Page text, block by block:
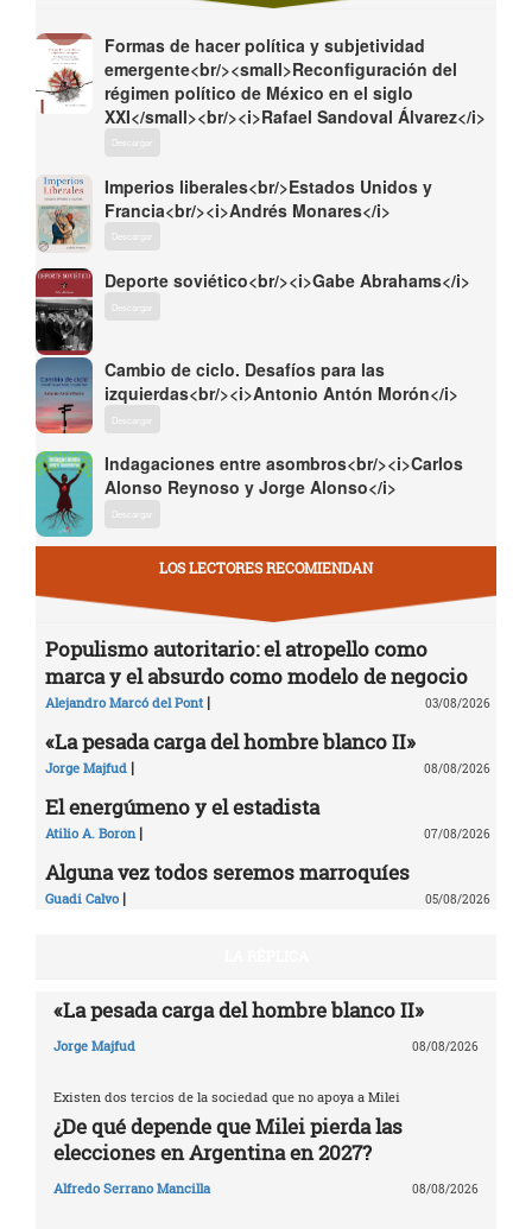
Formas de hacer política y subjetividad
emergente<br/><small>Reconfiguración del
régimen político de México en el siglo
XXI</small><br/><i>Rafael Sandoval Álvarez</i>
Descargar
Imperios liberales<br/>Estados Unidos y
Francia<br/><i>Andrés Monares</i>
Descargar
Deporte soviético<br/><i>Gabe Abrahams</i>
Descargar
Cambio de ciclo. Desafíos para las
izquierdas<br/><i>Antonio Antón Morón</i>
Descargar
Indagaciones entre asombros<br/><i>Carlos
Alonso Reynoso y Jorge Alonso</i>
Descargar
LOS LECTORES RECOMIENDAN
Populismo autoritario: el atropello como
marca y el absurdo como modelo de negocio
Alejandro Marcó del Pont | 03/08/2026
«La pesada carga del hombre blanco II»
Jorge Majfud | 08/08/2026
El energúmeno y el estadista
Atilio A. Boron | 07/08/2026
Alguna vez todos seremos marroquíes
Guadi Calvo | 05/08/2026
«La pesada carga del hombre blanco II»
Jorge Majfud 08/08/2026
Existen dos tercios de la sociedad que no apoya a Milei
¿De qué depende que Milei pierda las
elecciones en Argentina en 2027?
Alfredo Serrano Mancilla 08/08/2026